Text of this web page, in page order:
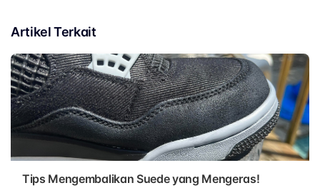
Artikel Terkait
Tips Mengembalikan Suede yang Mengeras!